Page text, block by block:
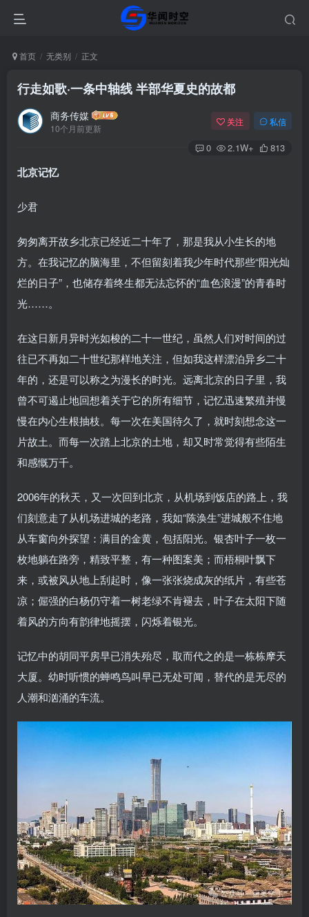
首页 无类别 正文
行走如歌·一条中轴线 半部华夏史的故都
商务传媒
10个月前更新
关注 私信
0 2.1W+ 813
北京记忆
少君
匆匆离开故乡北京已经近二十年了，那是我从小生长的地
方。在我记忆的脑海里，不但留刻着我少年时代那些“阳光灿
烂的日子”，也储存着终生都无法忘怀的“血色浪漫”的青春时
光……。
在这日新月异时光如梭的二十一世纪，虽然人们对时间的过
往已不再如二十世纪那样地关注，但如我这样漂泊异乡二十
年的，还是可以称之为漫长的时光。远离北京的日子里，我
曾不可遏止地回想着关于它的所有细节，记忆迅速繁殖并慢
慢在内心生根抽枝。每一次在美国待久了，就时刻想念这一
片故土。而每一次踏上北京的土地，却又时常觉得有些陌生
和感慨万千。
2006年的秋天，又一次回到北京，从机场到饭店的路上，我
们刻意走了从机场进城的老路，我如“陈涣生”进城般不住地
从车窗向外探望：满目的金黄，包括阳光。银杏叶子一枚一
枚地躺在路旁，精致平整，有一种图案美；而梧桐叶飘下
来，或被风从地上刮起时，像一张张烧成灰的纸片，有些苍
凉；倔强的白杨仍守着一树老绿不肯褪去，叶子在太阳下随
着风的方向有韵律地摇摆，闪烁着银光。
记忆中的胡同平房早已消失殆尽，取而代之的是一栋栋摩天
大厦。幼时听惯的蝉鸣鸟叫早已无处可闻，替代的是无尽的
人潮和汹涌的车流。